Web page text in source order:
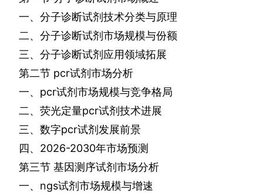
一、分子诊断试剂技术分类与原理
二、分子诊断试剂市场规模与份额
三、分子诊断试剂应用领域拓展
第二节 pcr试剂市场分析
一、 pcr试剂市场规模与竞争格局
二、荧光定量pcr试剂技术进展
三、数字pcr试剂发展前景
四、 2026-2030年市场预测
第三节 基因测序试剂市场分析
一、 ngs试剂市场规模与增速